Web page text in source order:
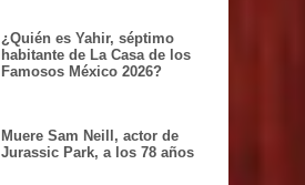
¿Quién es Yahir, séptimo
habitante de La Casa de los
Famosos México 2026?
Muere Sam Neill, actor de
Jurassic Park, a los 78 años